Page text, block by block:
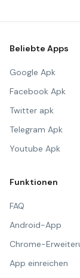
Beliebte Apps
Google Apk
Facebook Apk
Twitter apk
Telegram Apk
Youtube Apk
Funktionen
FAQ
Android-App
Chrome-
App einreichen